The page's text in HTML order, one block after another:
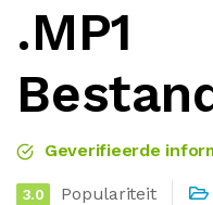
.MP1
Geverifieerde
3.0 Populariteit